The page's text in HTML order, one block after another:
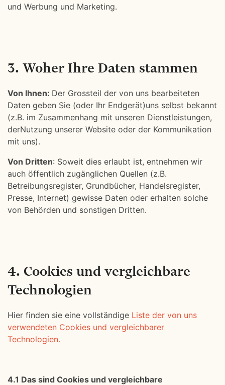
und Werbung und Marketing.
3. Woher Ihre Daten stammen
Von Ihnen: Der Grossteil der von uns bearbeiteten
Daten geben Sie (oder Ihr Endgerät)uns selbst bekannt
(z.B. im Zusammenhang mit unseren Dienstleistungen,
derNutzung unserer Website oder der Kommunikation
mit uns).
Von Dritten: Soweit dies erlaubt ist, entnehmen wir
auch öffentlich zugänglichen Quellen (z.B.
Betreibungsregister, Grundbücher, Handelsregister,
Presse, Internet) gewisse Daten oder erhalten solche
von Behörden und sonstigen Dritten.
4. Cookies und vergleichbare
Technologien
Hier finden sie eine vollständige Liste der von uns
verwendeten Cookies und vergleichbarer
Technologien.
4.1 Das sind Cookies und vergleichbare